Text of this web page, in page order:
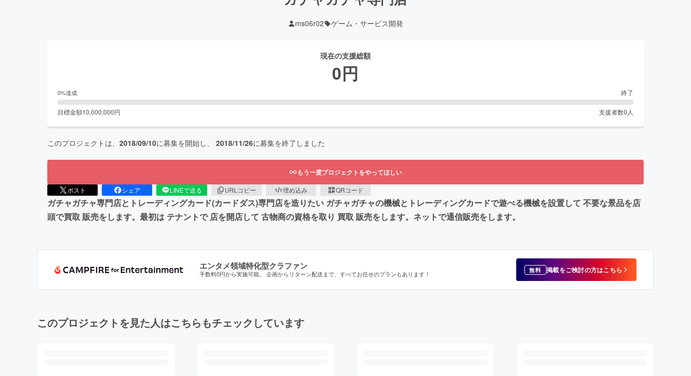
ms06r02 ゲーム・サービス開発
現在の支援総額
0円
0%達成 終了
目標金額10,000,000円 支援者数0 人
このプロジェクトは、 2018/09/10に募集を開始し、 2018/11/26に募集を終了しました
もう一度プロジェクトをやってほしい
ポスト シェア LINEで送る URLコピー 埋め込み QRコード
ガチャガチャ専門店とトレーディングカード(カードダス)専門店を造りたい ガチャガチャの機械とトレーディングカードで遊べる機械を設置して 不要な景品を店
頭で買取 販売をします。最初は テナントで 店を開店して 古物商の資格を取り 買取 販売をします。ネットで通信販売をします。
エンタメ領域特化型クラファン
手数料0円から実施可能。 企画からリターン配送まで、すべてお任せのプランもあります！ 無料 掲載をご検討の方はこちら
このプロジェクトを見た人はこちらもチェックしています